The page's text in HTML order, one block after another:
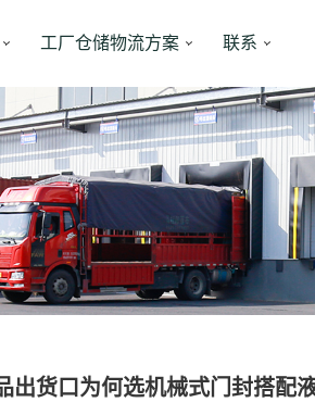
工厂仓储物流方案 联系
出货口为何选机械式门封搭配